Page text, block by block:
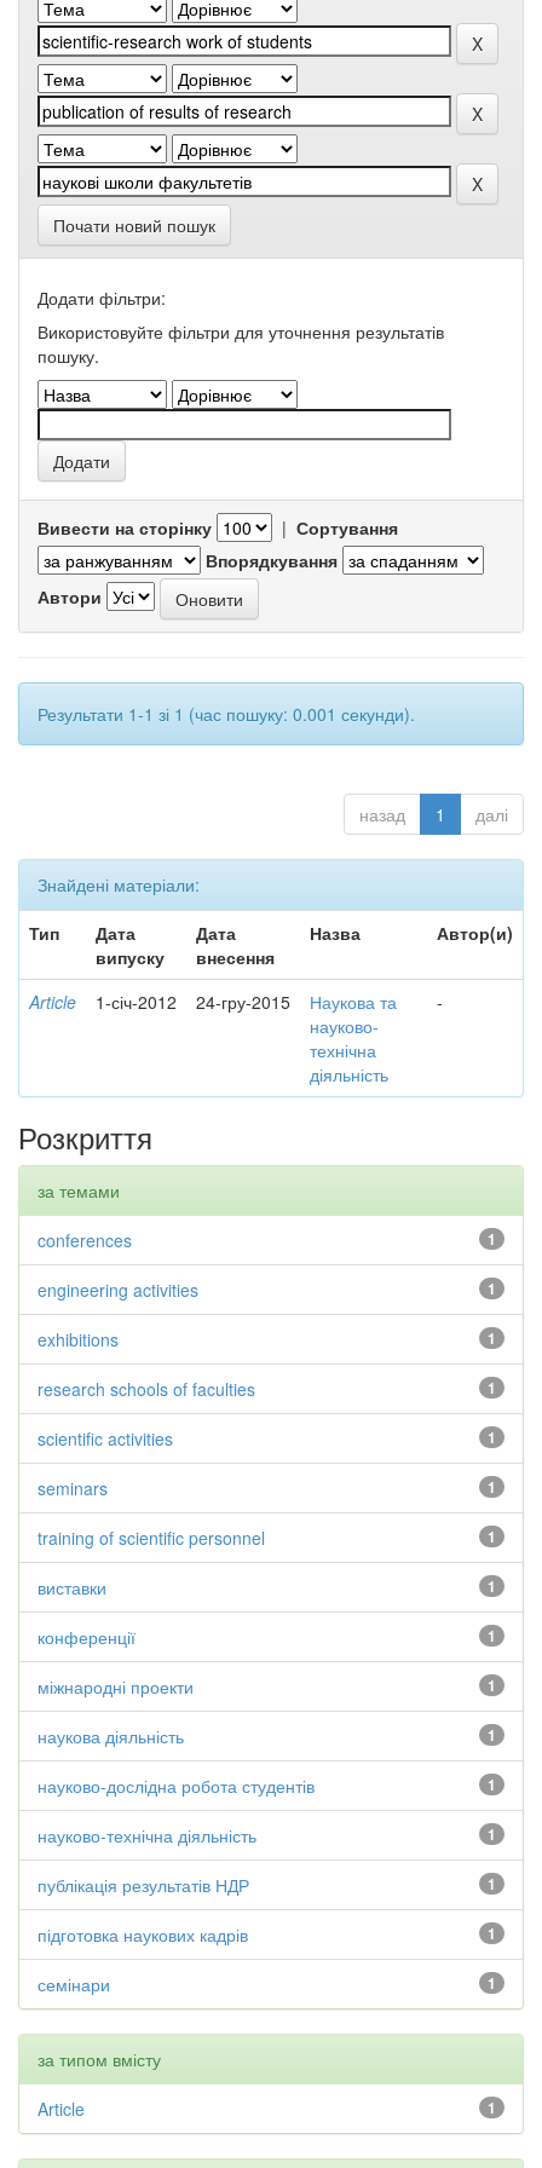
Почати новий пошук
Додати фільтри:
Використовуйте фільтри для уточнення результатів
пошуку.
Вивести на сторінку | Сортування
Впорядкування
Автори
Результати 1-1 зі 1 (час пошуку: 0.001 секунди).
назад 1 далі
Знайдені матеріали:
Тип
Дата
випуску
Дата
внесення
Назва Автор(и)
Article 1-січ-2012 24-гру-2015
Наукова та
науково-
технічна
діяльність
-
Розкриття
за темами
1
conferences
1
engineering activities
1
exhibitions
1
research schools of faculties
1
scientific activities
1
seminars
1
training of scientific personnel
1
виставки
1
конференції
1
міжнародні проекти
1
наукова діяльність
1
науково-дослідна робота студентів
1
науково-технічна діяльність
1
публікація результатів НДР
1
підготовка наукових кадрів
1
семінари
за типом вмісту
1
Article